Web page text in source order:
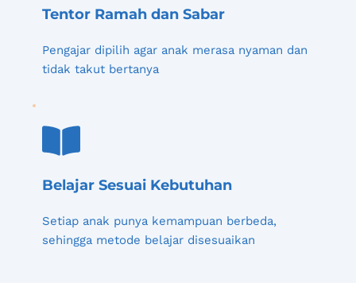
Tentor Ramah dan Sabar
Pengajar dipilih agar anak merasa nyaman dan
tidak takut bertanya
Belajar Sesuai Kebutuhan
Setiap anak punya kemampuan berbeda,
sehingga metode belajar disesuaikan